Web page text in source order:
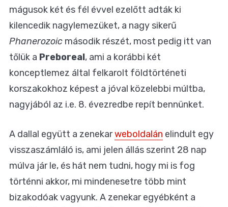
mágusok két és fél évvel ezelőtt adták ki
kilencedik nagylemezüket, a nagy sikerű
Phanerozoic második részét, most pedig itt van
tőlük a Preboreal, ami a korábbi két
konceptlemez által felkarolt földtörténeti
korszakokhoz képest a jóval közelebbi múltba,
nagyjából az i.e. 8. évezredbe repít bennünket.
A dallal együtt a zenekarweboldalán elindult egy
visszaszámláló is, ami jelen állás szerint 28 nap
múlva jár le, és hát nem tudni, hogy mi is fog
történni akkor, mi mindenesetre több mint
bizakodóak vagyunk. A zenekar egyébként a